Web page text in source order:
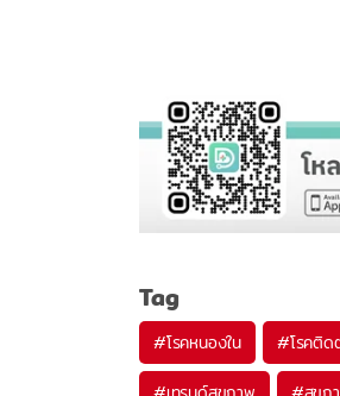
Tag
#โรคหนองใน #โรคติ